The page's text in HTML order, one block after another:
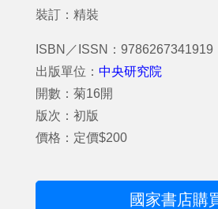
裝訂：精裝
ISBN／ISSN：9786267341919
出版單位： 中央研究院
開數：菊16開
版次：初版
價格：定價$200
國家書店購